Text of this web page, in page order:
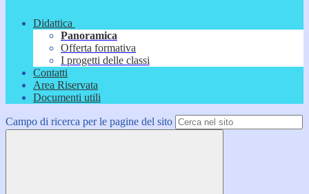
Didattica
Panoramica
Offerta formativa
I progetti delle classi
Contatti
Area Riservata
Documenti utili
Campo di ricerca per le pagine del sito